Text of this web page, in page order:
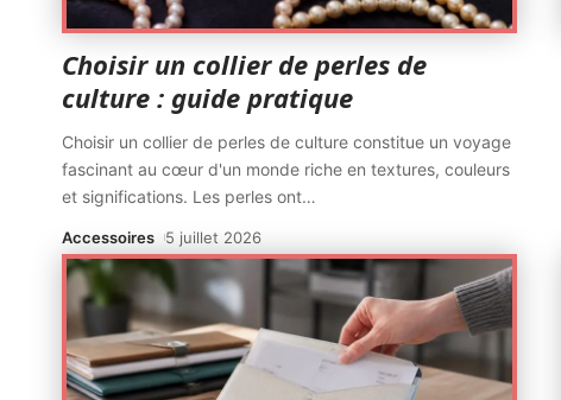
Choisir un collier de perles de
culture : guide pratique
Choisir un collier de perles de culture constitue un voyage
fascinant au cœur d'un monde riche en textures, couleurs
et significations. Les perles ont…
Accessoires 5 juillet 2026